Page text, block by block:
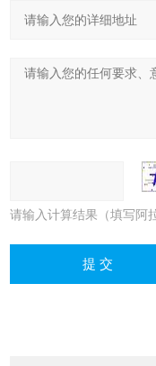
请输入计算结果（填写阿